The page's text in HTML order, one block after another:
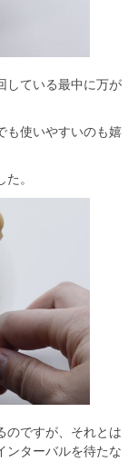
している最中に万が
も使いやすいのも嬉
。
のですが、それとは
ンターバルを待たな